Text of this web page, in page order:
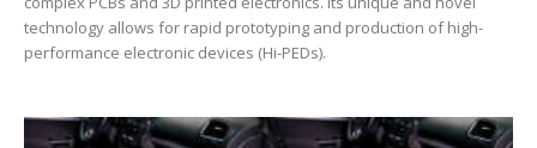
technology allows for rapid prototyping and production of high-
performance electronic devices (Hi-PEDs).